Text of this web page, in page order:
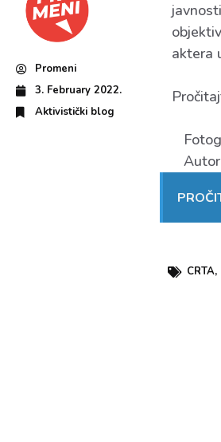
Promeni
3. February 2022.
Aktivistički blog
aktera
CRTA,